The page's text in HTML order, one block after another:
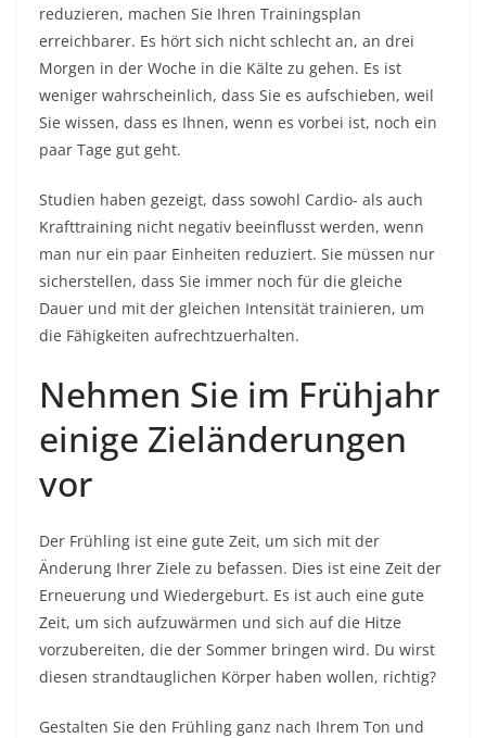
reduzieren, machen Sie Ihren Trainingsplan
erreichbarer. Es hört sich nicht schlecht an, an drei
Morgen in der Woche in die Kälte zu gehen. Es ist
weniger wahrscheinlich, dass Sie es aufschieben, weil
Sie wissen, dass es Ihnen, wenn es vorbei ist, noch ein
paar Tage gut geht.
Studien haben gezeigt, dass sowohl Cardio- als auch
Krafttraining nicht negativ beeinflusst werden, wenn
man nur ein paar Einheiten reduziert. Sie müssen nur
sicherstellen, dass Sie immer noch für die gleiche
Dauer und mit der gleichen Intensität trainieren, um
die Fähigkeiten aufrechtzuerhalten.
Nehmen Sie im Frühjahr
einige Zieländerungen
vor
Der Frühling ist eine gute Zeit, um sich mit der
Änderung Ihrer Ziele zu befassen. Dies ist eine Zeit der
Erneuerung und Wiedergeburt. Es ist auch eine gute
Zeit, um sich aufzuwärmen und sich auf die Hitze
vorzubereiten, die der Sommer bringen wird. Du wirst
diesen strandtauglichen Körper haben wollen, richtig?
Gestalten Sie den Frühling ganz nach Ihrem Ton und